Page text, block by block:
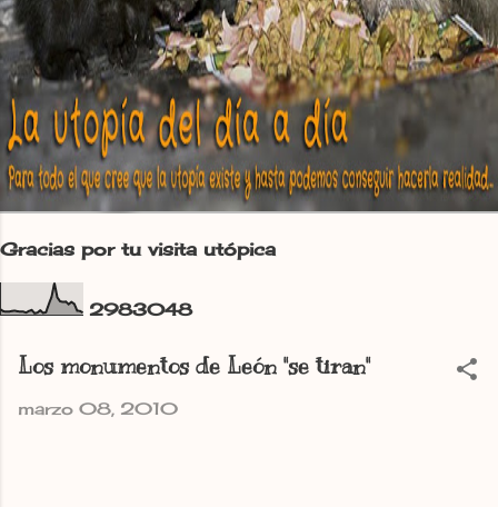
Gracias por tu visita utópica
2983048
Los monumentos de León "se tiran"
marzo 08, 2010